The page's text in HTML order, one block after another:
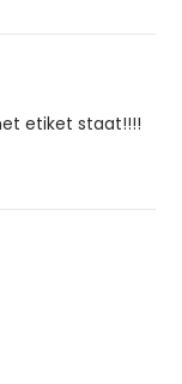
etiket staat!!!!